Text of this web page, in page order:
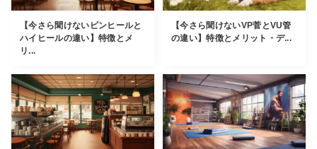
【今さら聞けないピンヒールと
ハイヒールの違い】特徴とメ
リ...
【今さら聞けないVP菅とVU管
の違い】特徴とメリット・デ...